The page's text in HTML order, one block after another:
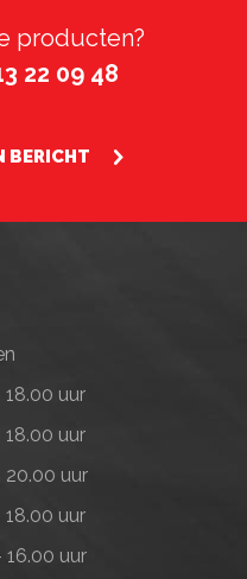
producten?
22 09 48
BERICHT
18.00 uur
18.00 uur
20.00 uur
18.00 uur
16.00 uur